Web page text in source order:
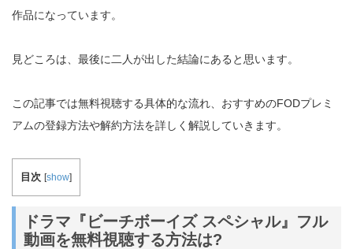
作品になっています。
見どころは、最後に二人が出した結論にあると思います。
この記事では無料視聴する具体的な流れ、おすすめのFODプレミ
アムの登録方法や解約方法を詳しく解説していきます。
目次 [show]
ドラマ『ビーチボーイズ スペシャル』フル
動画を無料視聴する方法は?